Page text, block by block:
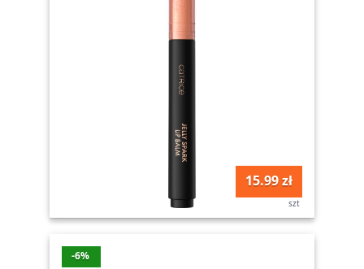
15.99 zł
szt
-6%